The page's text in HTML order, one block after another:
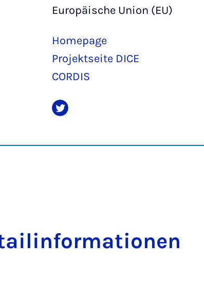
Europäische Union (EU)
Homepage
Projektseite DICE
CORDIS